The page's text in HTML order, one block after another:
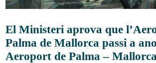
El Ministeri aprova que
Palma de Mallorca passi a
Aeroport de Palma – Mallorca